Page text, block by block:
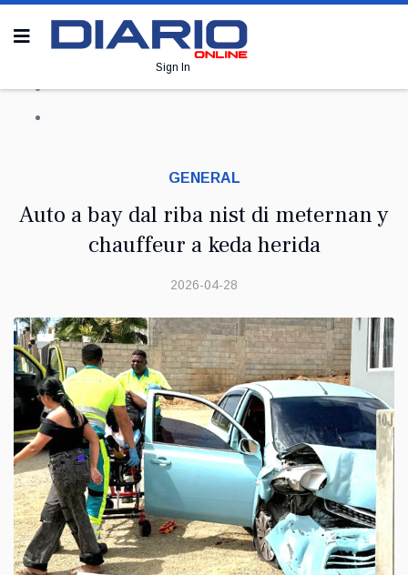
Sign In
GENERAL
Auto a bay dal riba nist di meternan y
chauffeur a keda herida
2026-04-28